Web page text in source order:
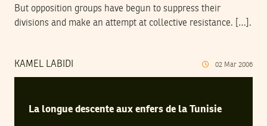
But opposition groups have begun to suppress their
divisions and make an attempt at collective resistance. […].
KAMEL LABIDI 02 Mar 2006
La longue descente aux enfers de la Tunisie